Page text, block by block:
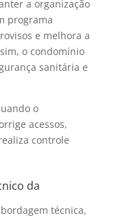
a organização
programa
e melhora a
o condomínio
sanitária e
o
acessos,
controle
da
técnica,